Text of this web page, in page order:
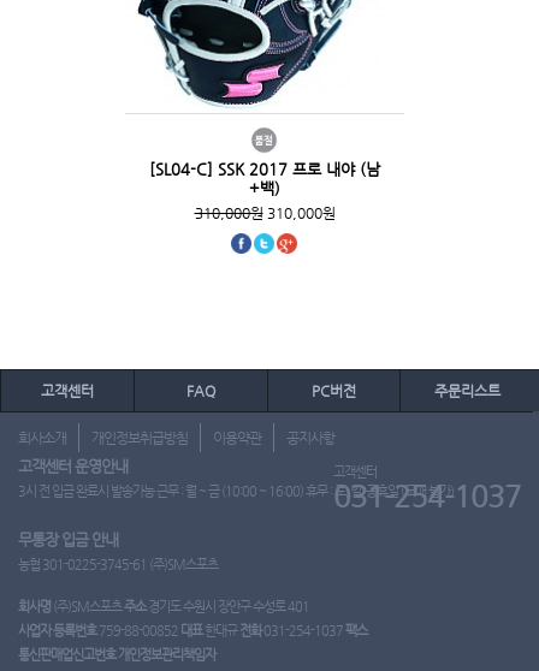
[SL04-C] SSK 2017 프로 내야 (남
+백)
310,000원310,000원
고객센터 FAQ PC버전 주문리스트
회사소개 개인정보취급방침 이용약관 공지사항
고객센터 운영안내
3시 전 입금 완료시 발송가능 근무 : 월 ~ 금 (10:00 ~ 16:00) 휴무 : 토, 일, 공휴일 (도매 불가)
고객센터
031-254-1037
무통장 입금 안내
농협 301-0225-3745-61 (주)SM스포츠
회사명 (주)SM스포츠주소경기도 수원시 장안구 수성로 401
사업자 등록번호759-88-00852 대표한대규 전화031-254-1037팩스
통신판매업신고번호 개인정보관리책임자